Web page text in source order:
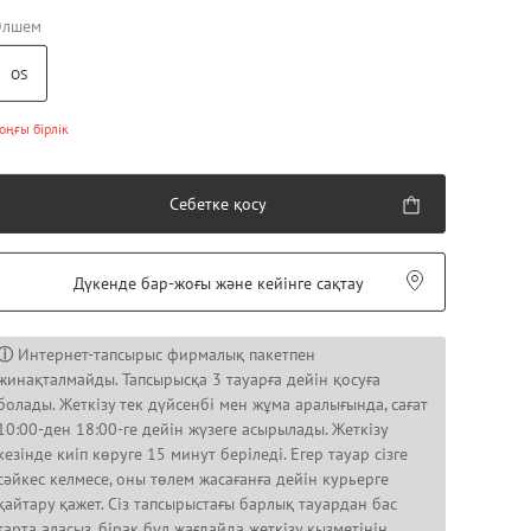
OS
бірлік
Себетке қосу
Дүкенде бар-жоғы және кейінге сақтау
Интернет-тапсырыс фирмалық пакетпен
Тапсырысқа 3 тауарға дейін қосуға
Жеткізу тек дүйсенбі мен жұма аралығында, сағат
ден 18:00-ге дейін жүзеге асырылады. Жеткізу
киіп көруге 15 минут беріледі. Егер тауар сізге
келмесе, оны төлем жасағанға дейін курьерге
қажет. Сіз тапсырыстағы барлық тауардан бас